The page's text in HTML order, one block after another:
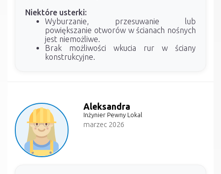
Niektóre usterki:
Wyburzanie, przesuwanie lub
powiększanie otworów w ścianach nośnych
jest niemożliwe.
Brak możliwości wkucia rur w ściany
konstrukcyjne.
Aleksandra
Inżynier Pewny Lokal
marzec 2026